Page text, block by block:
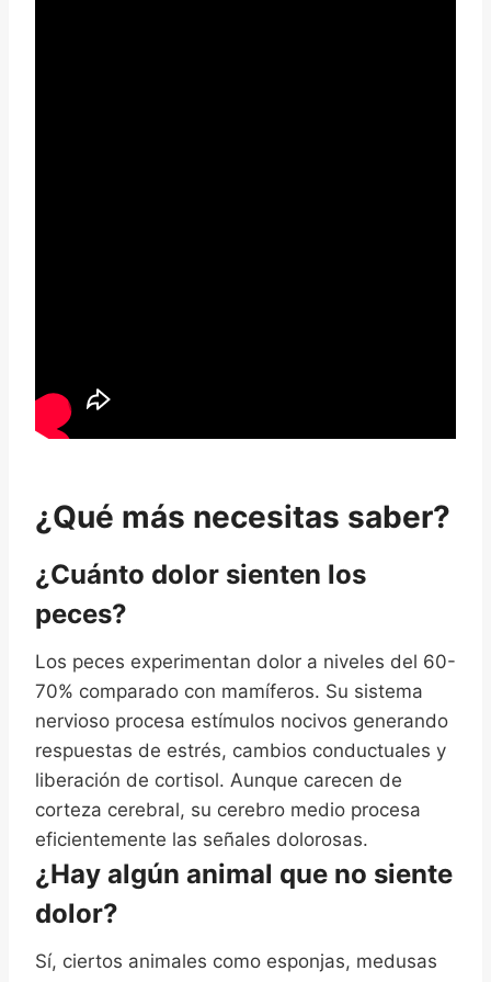
¿Qué más necesitas saber?
¿Cuánto dolor sienten los
peces?
Los peces experimentan dolor a niveles del 60-
70% comparado con mamíferos. Su sistema
nervioso procesa estímulos nocivos generando
respuestas de estrés, cambios conductuales y
liberación de cortisol. Aunque carecen de
corteza cerebral, su cerebro medio procesa
eficientemente las señales dolorosas.
¿Hay algún animal que no siente
dolor?
Sí, ciertos animales como esponjas, medusas